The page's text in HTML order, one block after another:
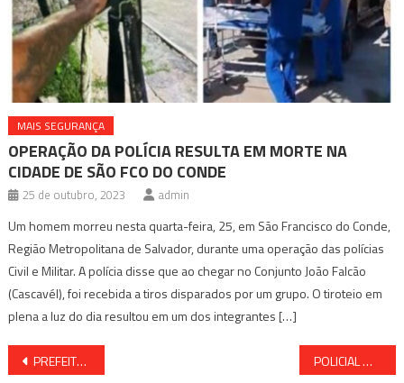
MAIS SEGURANÇA
OPERAÇÃO DA POLÍCIA RESULTA EM MORTE NA
CIDADE DE SÃO FCO DO CONDE
25 de outubro, 2023 admin
Um homem morreu nesta quarta-feira, 25, em São Francisco do Conde,
Região Metropolitana de Salvador, durante uma operação das polícias
Civil e Militar. A polícia disse que ao chegar no Conjunto João Falcão
(Cascavél), foi recebida a tiros disparados por um grupo. O tiroteio em
plena a luz do dia resultou em um dos integrantes […]
Navegação
PREFEITURA DE SALVADOR SUSPENDE PFIZER PEDIÁTRICA POLICIAL MILITAR É FLAGRADO COM MULHER EM PONTO DE ÔNIBUS; VEJA O QUE ELE FEZ